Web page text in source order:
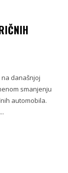
današnjoj
smanjenju
automobila.